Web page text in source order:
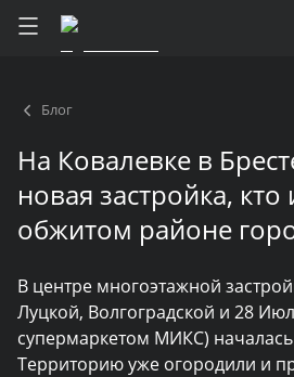
Блог
На Ковалевке в
новая застройка, кто
обжитом районе
В центре многоэтажной
Луцкой, Волгоградской и 28
супермаркетом МИКС) началась
Территорию уже огородили и